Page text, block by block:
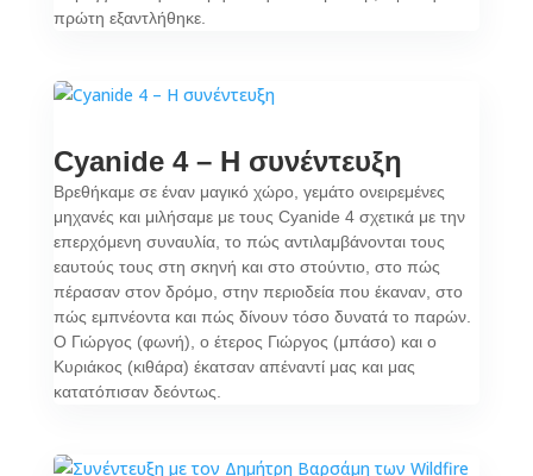
πρώτη εξαντλήθηκε.
Cyanide 4 – H συνέντευξη
Βρεθήκαμε σε έναν μαγικό χώρο, γεμάτο ονειρεμένες
μηχανές και μιλήσαμε με τους Cyanide 4 σχετικά με την
επερχόμενη συναυλία, το πώς αντιλαμβάνονται τους
εαυτούς τους στη σκηνή και στο στούντιο, στο πώς
πέρασαν στον δρόμο, στην περιοδεία που έκαναν, στο
πώς εμπνέοντα και πώς δίνουν τόσο δυνατά το παρών.
Ο Γιώργος (φωνή), ο έτερος Γιώργος (μπάσο) και ο
Κυριάκος (κιθάρα) έκατσαν απέναντί μας και μας
κατατόπισαν δεόντως.